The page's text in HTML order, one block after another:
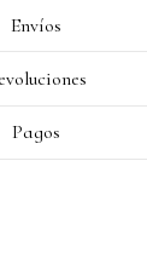
Envíos
Pagos